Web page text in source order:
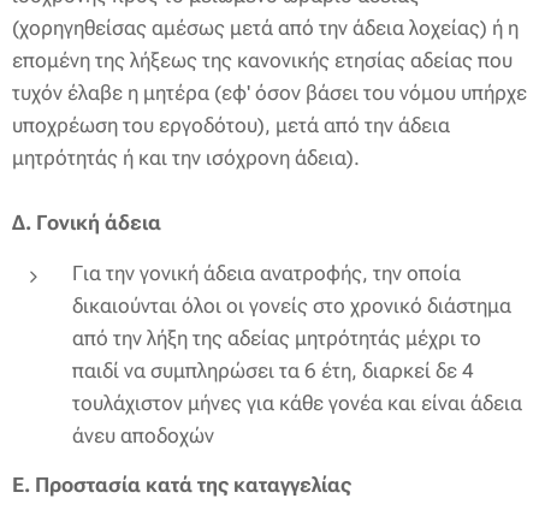
(χορηγηθείσας αμέσως μετά από την άδεια λοχείας) ή η
επομένη της λήξεως της κανονικής ετησίας αδείας που
τυχόν έλαβε η μητέρα (εφ' όσον βάσει του νόμου υπήρχε
υποχρέωση του εργοδότου), μετά από την άδεια
μητρότητάς ή και την ισόχρονη άδεια).
Δ. Γονική άδεια
Για την γονική άδεια ανατροφής, την οποία
δικαιούνται όλοι οι γονείς στο χρονικό διάστημα
από την λήξη της αδείας μητρότητάς μέχρι το
παιδί να συμπληρώσει τα 6 έτη, διαρκεί δε 4
τουλάχιστον μήνες για κάθε γονέα και είναι άδεια
άνευ αποδοχών
Ε. Προστασία κατά της καταγγελίας